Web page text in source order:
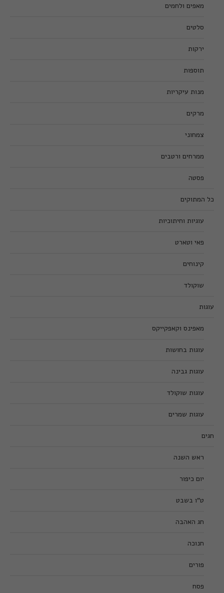
מאפים ולחמים
סלטים
ירקות
תוספות
מנות עיקריות
מרקים
צמחוני
ממרחים ורטבים
פסטה
כל המתוקים
עוגיות וחיתוכיות
פאי וטארט
קינוחים
שוקולד
עוגות
מאפינס וקאפקייקס
עוגות בחושות
עוגות גבינה
עוגות שוקולד
עוגות שמרים
חגים
ראש השנה
יום כיפור
ט”ו בשבט
חג האהבה
חנוכה
פורים
פסח